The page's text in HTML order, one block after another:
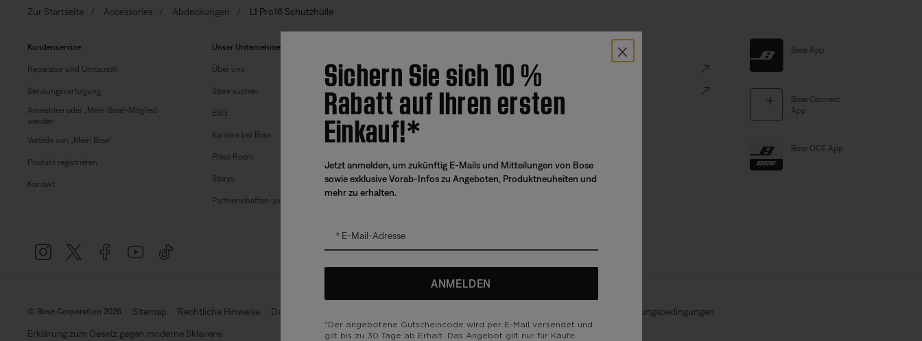
Zur Startseite Accessories Abdeckungen L1 Pro16 Schutzhülle
Kundenservice
Reparatur und Umtausch
Sendungsverfolgung
Anmelden oder „Mein Bose“-Mitglied
werden
Vorteile von „Mein Bose“
Produkt registrieren
Kontakt
Unser Unternehmen
Über uns
Store suchen
ESG
Karriere bei Bose
Press Room
Storys
Partnerschaften und Lizenzierung
Corporate Gifting
Kaufportal für Partner und Mitarbeiter
Generalüberholte Produkte mit
zertifizierter Garantie
Tausch-Upgrade
Weitere Links Bose App
Bose Connect
App
Bose QCE App
© Bose Corporation 2026 Sitemap Rechtliche Hinweise Datenschutzrichtlinie
Nutzungsbedingungen
Erklärung zum Gesetz gegen moderne Sklaverei
×
Sichern Sie sich 10 %
Rabatt auf Ihren ersten
Einkauf!*
Jetzt anmelden, um zukünftig E-Mails und Mitteilungen von Bose
sowie exklusive Vorab-Infos zu Angeboten, Produktneuheiten und
mehr zu erhalten.
E-Mail-Adresse
ANMELDEN
*Der angebotene Gutscheincode wird per E-Mail versendet und
gilt bis zu 30 Tage ab Erhalt. Das Angebot gilt nur für Käufe